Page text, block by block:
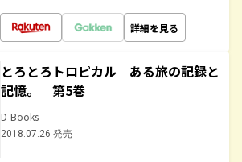
詳細を見る
とろとろトロピカル ある旅の記録と
記憶。 第5巻
D-Books
2018.07.26 発売